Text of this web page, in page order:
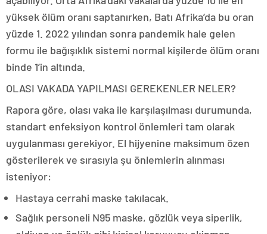
yüksek ölüm oranı saptanırken, Batı Afrika’da bu oran
yüzde 1. 2022 yılından sonra pandemik hale gelen
formu ile bağışıklık sistemi normal kişilerde ölüm oranı
binde 1’in altında.
OLASI VAKADA YAPILMASI GEREKENLER NELER?
Rapora göre, olası vaka ile karşılaşılması durumunda,
standart enfeksiyon kontrol önlemleri tam olarak
uygulanması gerekiyor. El hijyenine maksimum özen
gösterilerek ve sırasıyla şu önlemlerin alınması
isteniyor:
Hastaya cerrahi maske takılacak.
Sağlık personeli N95 maske, gözlük veya siperlik,